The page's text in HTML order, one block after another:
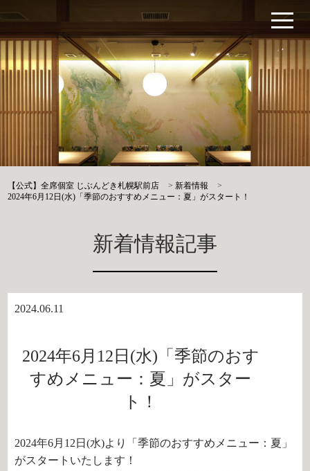
【公式】全席個室 じぶんどき札幌駅前店 >新着情報
>
2024年6月12日(水)「季節のおすすめメニュー：夏」がスタート！
新着情報記事
2024.06.11
2024年6月12日(水)「季節のおす
すめメニュー：夏」がスター
ト！
2024年6月12日(水)より「季節のおすすめメニュー：夏」
がスタートいたします！